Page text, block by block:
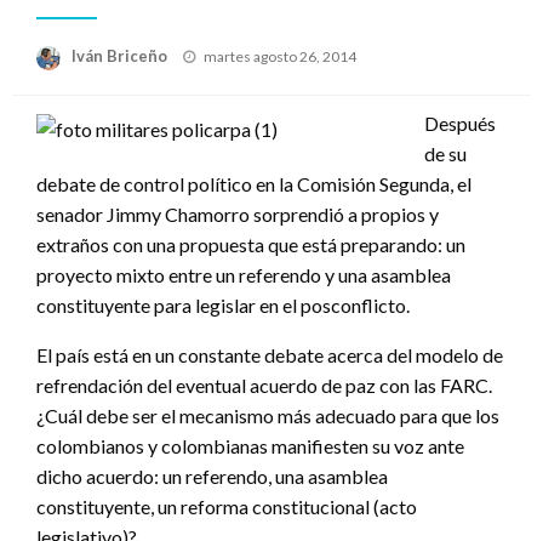
Iván Briceño
Publicado
martes agosto 26, 2014
Después
de su
debate de control político en la Comisión Segunda, el
senador Jimmy Chamorro sorprendió a propios y
extraños con una propuesta que está preparando: un
proyecto mixto entre un referendo y una asamblea
constituyente para legislar en el posconflicto.
El país está en un constante debate acerca del modelo de
refrendación del eventual acuerdo de paz con las FARC.
¿Cuál debe ser el mecanismo más adecuado para que los
colombianos y colombianas manifiesten su voz ante
dicho acuerdo: un referendo, una asamblea
constituyente, un reforma constitucional (acto